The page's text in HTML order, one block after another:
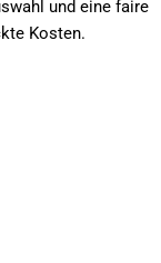
und eine faire
Kosten.